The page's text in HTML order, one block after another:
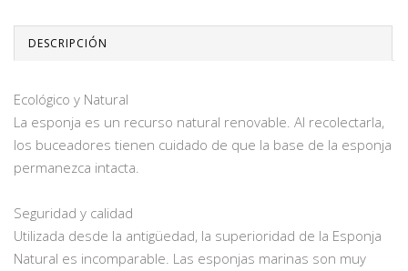
DESCRIPCIÓN
Ecológico y Natural
La esponja es un recurso natural renovable. Al recolectarla,
los buceadores tienen cuidado de que la base de la esponja
permanezca intacta.
Seguridad y calidad
Utilizada desde la antigüedad, la superioridad de la Esponja
Natural es incomparable. Las esponjas marinas son muy